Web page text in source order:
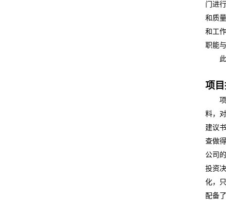
门进
和质
和工
职能
项
料，
建议
查做
公司
投资
化，
配备